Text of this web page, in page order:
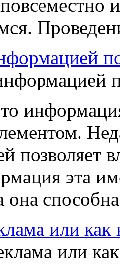
позволяет
эта
она
или как